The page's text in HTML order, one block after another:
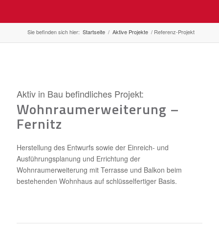
Sie befinden sich hier: Startseite / Aktive Projekte / Referenz-Projekt
Aktiv in Bau befindliches Projekt:
Wohnraumerweiterung –
Fernitz
Herstellung des Entwurfs sowie der Einreich- und
Ausführungsplanung und Errichtung der
Wohnraumerweiterung mit Terrasse und Balkon beim
bestehenden Wohnhaus auf schlüsselfertiger Basis.